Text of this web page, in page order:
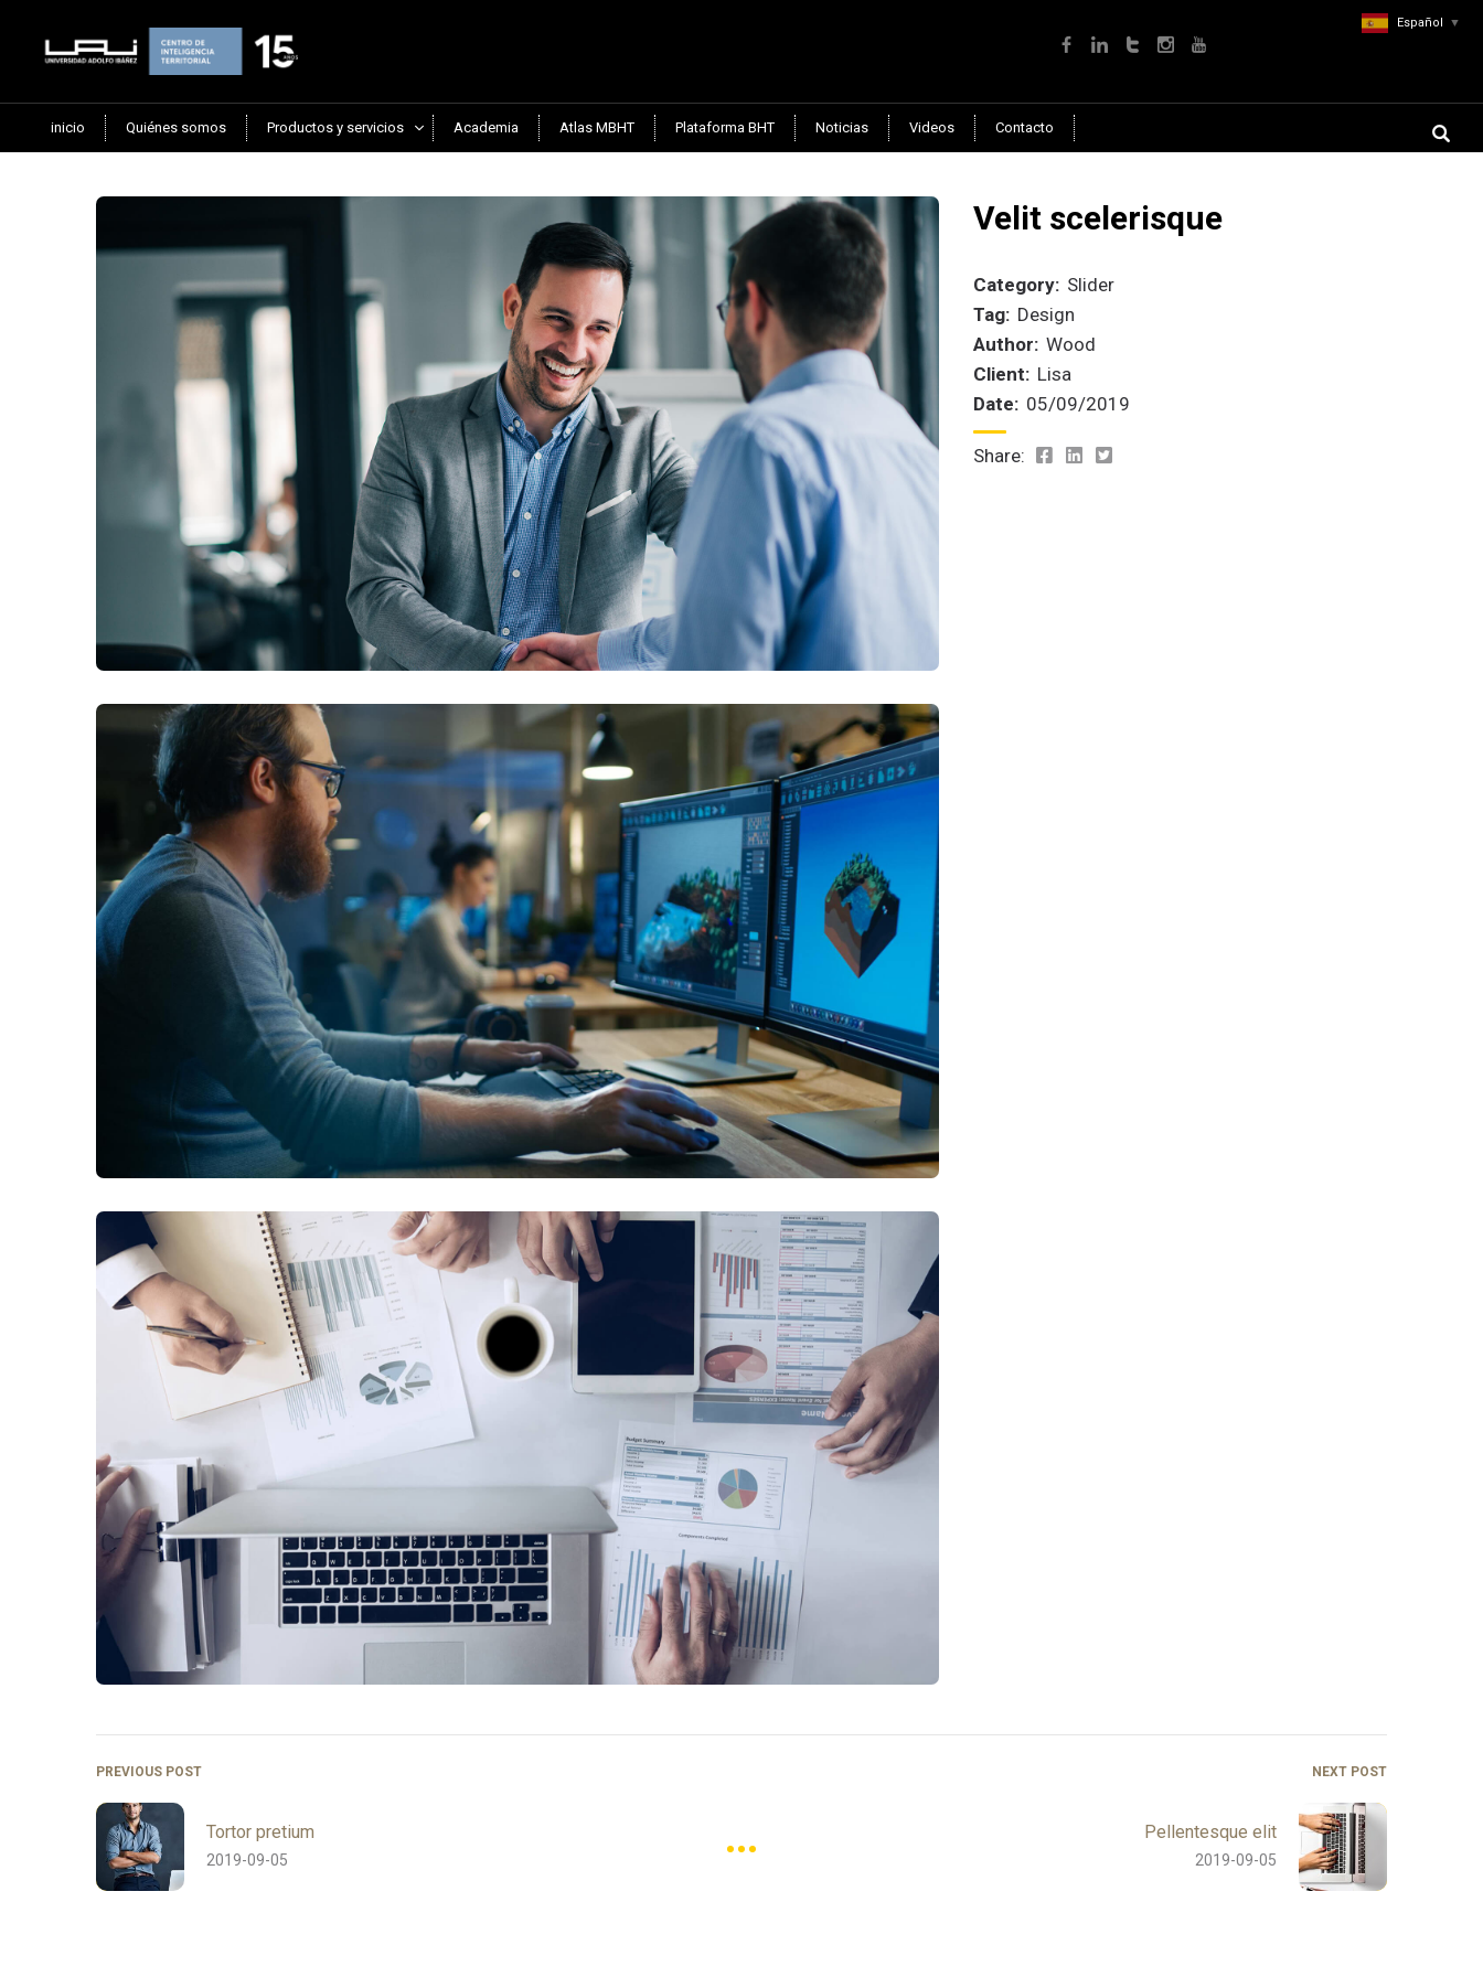
inicio Quiénes somos Productos y servicios Academia Atlas MBHT Plataforma BHT Noticias Videos Contacto
Velit scelerisque
Category: Slider
Tag: Design
Author: Wood
Client: Lisa
Date: 05/09/2019
Share:
PREVIOUS POST
Tortor pretium
2019-09-05
NEXT POST
Pellentesque elit
2019-09-05
Español ▼